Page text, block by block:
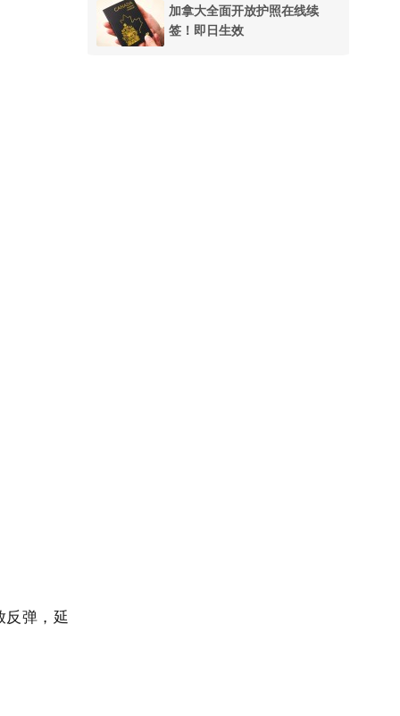
弹，延
加拿大全面开放护照在线续
签！即日生效